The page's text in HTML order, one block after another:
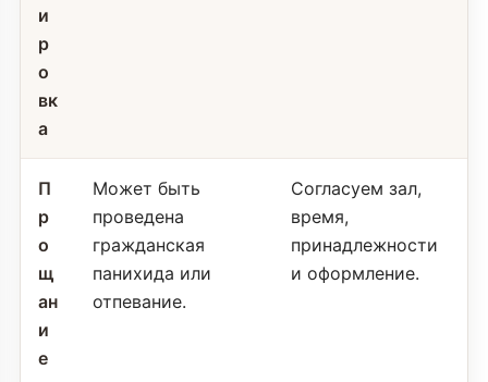
и
р
о
вк
а
П
р
о
щ
ан
и
е
Может быть
проведена
гражданская
панихида или
отпевание.
Согласуем зал,
время,
принадлежности
и оформление.